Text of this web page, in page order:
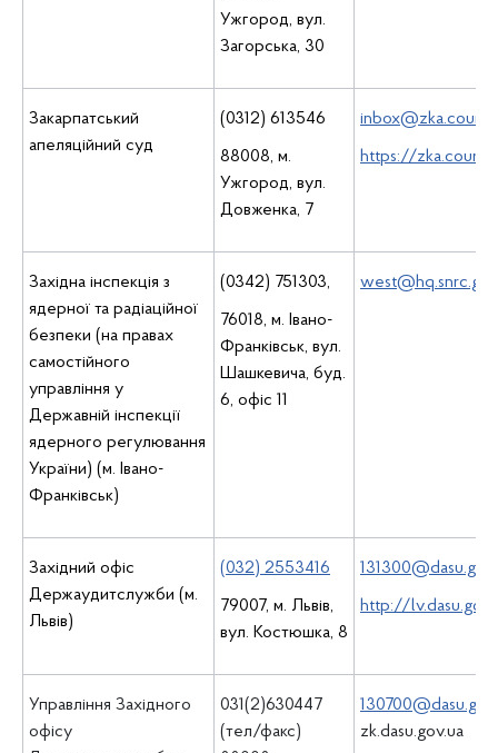
Ужгород, вул.
Загорська, 30
Закарпатський
апеляційний суд
(0312) 613546
88008, м.
Ужгород, вул.
Довженка, 7
https://
Західна інспекція з
ядерної та радіаційної
безпеки (на правах
самостійного
управління у
Державній інспекції
ядерного регулювання
України) (м. Івано-
Франківськ)
(0342) 751303,
76018, м. Івано-
Франківськ, вул.
Шашкевича, буд.
6, офіс 11
Західний офіс
Держаудитслужби (м.
Львів)
(032) 2553416
79007, м. Львів,
вул. Костюшка, 8
http://
Управління Західного
офісу
031(2)630447
(тел/факс)
zk.dasu.gov.ua